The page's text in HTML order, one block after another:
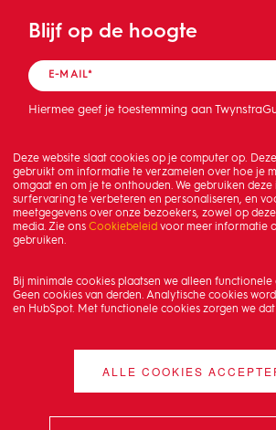
Deze website slaat cookies op je computer op.
gebruikt om informatie te verzamelen over hoe je
omgaat en om je te onthouden. We gebruiken
surfervaring te verbeteren en personaliseren, en
meetgegevens over onze bezoekers, zowel op
media. Zie ons Cookiebeleid voor meer informatie
gebruiken.
Bij minimale cookies plaatsen we alleen
Geen cookies van derden. Analytische cookies
en HubSpot. Met functionele cookies zorgen we
ALLE COOKIES
Blijf op de hoogte
Hiermee geef je toestemming aan